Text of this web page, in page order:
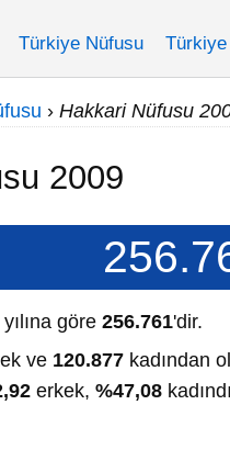
Türkiye Nüfusu
› Hakkari Nüfusu
2009
yılına göre 256.761'dir.
ve 120.877 kadından
erkek, %47,08